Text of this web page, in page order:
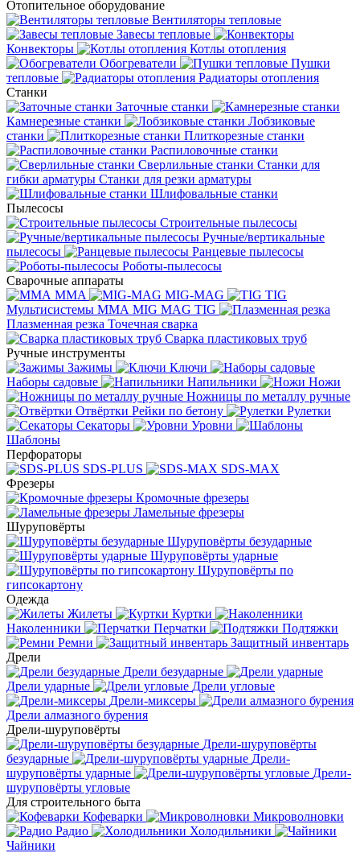
Отопительное оборудование
Вентиляторы тепловые
Завесы тепловые
Конвекторы
Котлы отопления
Обогреватели
Пушки
тепловые
Радиаторы отопления
Станки
Заточные станки
Камнерезные станки
Лобзиковые
станки
Плиткорезные станки
Распиловочные станки
Сверлильные станки Станки для
гибки арматуры Станки для резки арматуры
Шлифовальные станки
Пылесосы
Строительные пылесосы
Ручные/вертикальные
пылесосы
Ранцевые пылесосы
Роботы-пылесосы
Сварочные аппараты
MMA
MIG-MAG
TIG
Мультисистемы ММА MIG MAG TIG
Плазменная резка Точечная сварка
Cварка пластиковых труб
Ручные инструменты
Зажимы
Ключи
Наборы садовые
Напильники
Ножи
Ножницы по металлу ручные
Отвёртки Рейки по бетону
Рулетки
Секаторы
Уровни
Шаблоны
Перфораторы
SDS-PLUS
SDS-MAX
Фрезеры
Кромочные фрезеры
Ламельные фрезеры
Шуруповёрты
Шуруповёрты безударные
Шуруповёрты ударные
Шуруповёрты по
гипсокартону
Одежда
Жилеты
Куртки
Наколенники
Перчатки
Подтяжки
Ремни
Защитный инвентарь
Дрели
Дрели безударные
Дрели ударные
Дрели угловые
Дрели-миксеры
Дрели алмазного бурения
Дрели-шуруповёрты
Дрели-шуруповёрты
безударные
Дрели-
шуруповёрты ударные
Дрели-
шуруповёрты угловые
Для строительного быта
Кофеварки
Микроволновки
Радио
Холодильники
Чайники